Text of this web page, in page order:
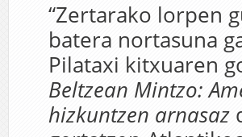
“Zertarako lorpen
batera nortasuna
Pilataxi kitxuaren
Beltzean Mintzo:
hizkuntzen arnasaz